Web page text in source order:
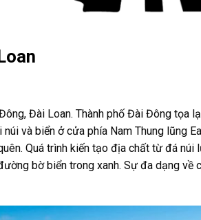
Đài Loan. Thành phố Đài Đông tọa
và biển ở cửa phía Nam Thung lũng
Quá trình kiến tạo địa chất từ đá núi
bờ biển trong xanh. Sự đa dạng về